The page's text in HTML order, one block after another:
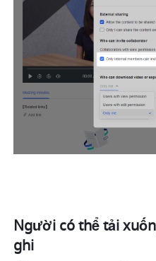
Người có thể tải
ghi